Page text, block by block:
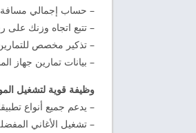
– حساب إجمالي
– تتبع اتجاه وزنك على
– تذكير مخصص
– بيانات تمارين جهاز
وظيفة قوية لتشغيل
– يدعم جميع أنواع
– تشغيل الأغاني